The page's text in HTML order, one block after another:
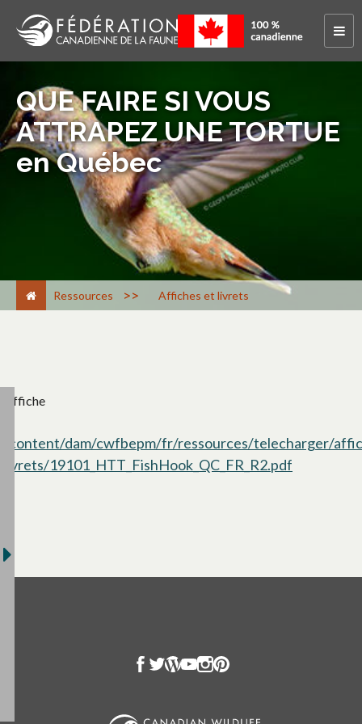
QUE FAIRE SI VOUS
ATTRAPEZ UNE TORTUE
en Québec
Ressources > Affiches et livrets
Affiche
/content/dam/cwfbepm/fr/ressources/telecharger/
livrets/19101_HTT_FishHook_QC_FR_R2.pdf